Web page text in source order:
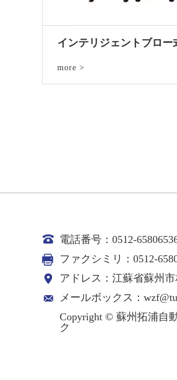
more >
電話番号：0512-
ファクシミリ：0512-
アドレス：江蘇省蘇州
メールボックス：
Copyright © 蘇州拓浦自
ク